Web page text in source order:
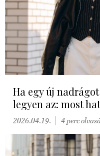
Ha egy új
legyen az: most
2026.04.19. 4 perc